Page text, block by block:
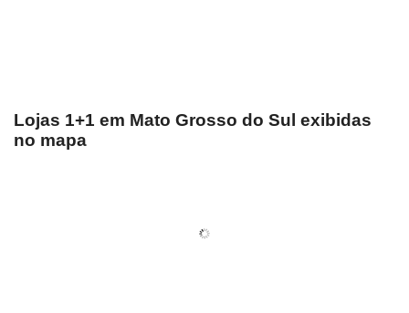
Lojas 1+1 em Mato Grosso do Sul exibidas
no mapa